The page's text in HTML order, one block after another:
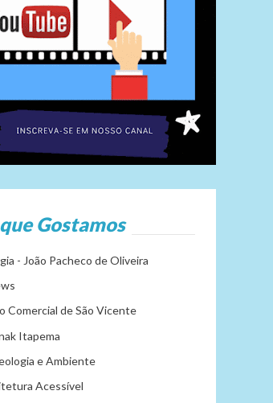
Gostamos
- João Pacheco de Oliveira
Comercial de São Vicente
Itapema
e Ambiente
Acessível